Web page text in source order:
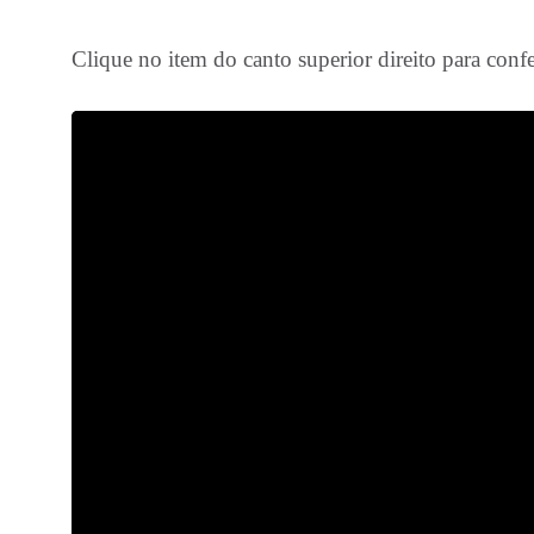
Clique no item do canto superior direito para